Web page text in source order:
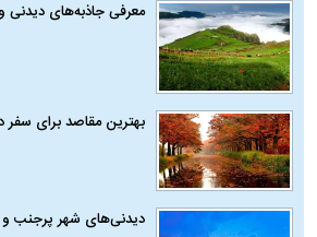
معرفی جاذبه‌های دیدنی
بهترین مقاصد برای سفر
دیدنی‌های شهر پرجنب